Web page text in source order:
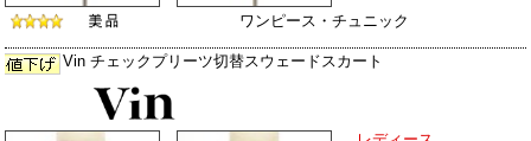
ワンピース・チュニック
Vin チェックプリーツ切替スウェードスカート